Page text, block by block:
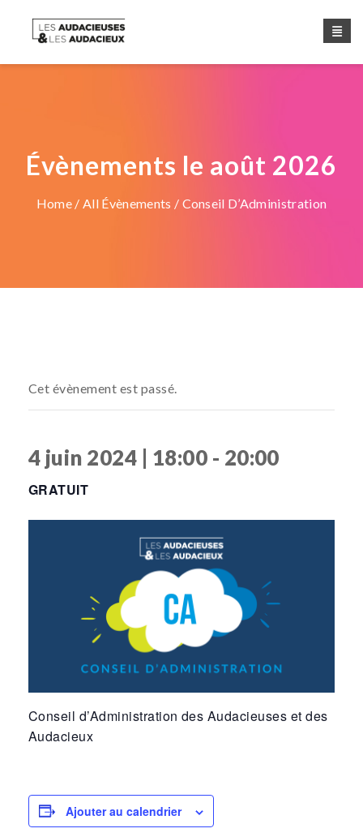
Évènements le août 2026
Home /All Évènements / Conseil D’Administration
Cet évènement est passé.
4 juin 2024 | 18:00 - 20:00
GRATUIT
Conseil d’Administration des Audacieuses et des
Audacieux
Ajouter au calendrier